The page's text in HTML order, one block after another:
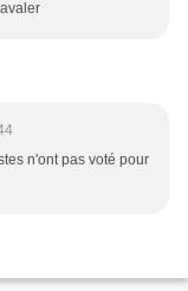
n'ont pas voté pour